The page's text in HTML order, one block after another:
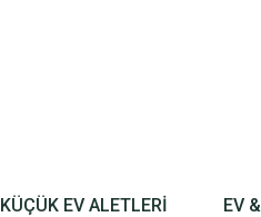
KÜÇÜK EV ALETLERİ EV